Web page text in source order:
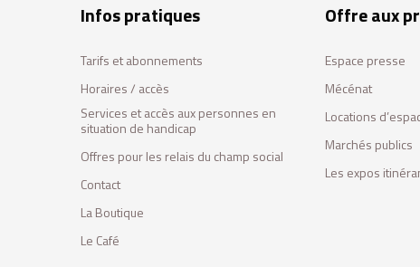
Infos pratiques
Tarifs et abonnements
Horaires / accès
Services et accès aux personnes en
situation de handicap
Offres pour les relais du champ social
Contact
La Boutique
Le Café
Offre aux
Espace presse
Mécénat
Locations
Marchés publics
Les expos